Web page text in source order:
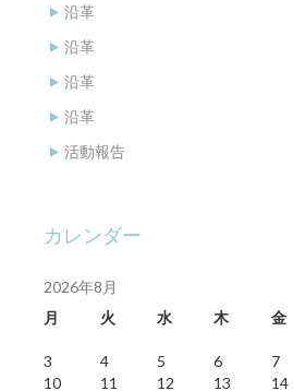
沿革
沿革
沿革
沿革
活動報告
カレンダー
2026年8月
月
火 水 木 金
3
4 5 6 7
10
11 12 13 14